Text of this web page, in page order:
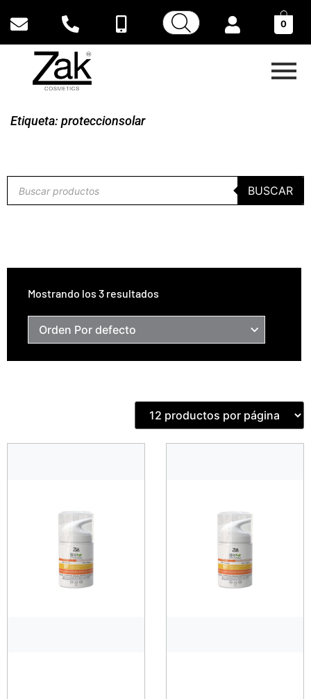
0
Etiqueta: proteccionsolar
BUSCAR
Mostrando los 3 resultados